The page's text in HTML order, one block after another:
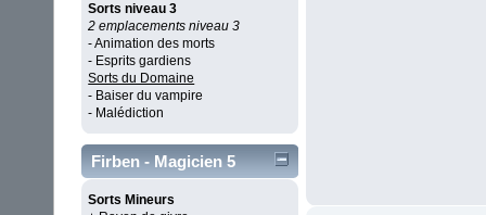
Sorts niveau 3
2 emplacements niveau 3
- Animation des morts
- Esprits gardiens
Sorts du Domaine
- Baiser du vampire
- Malédiction
Firben - Magicien 5
Sorts Mineurs